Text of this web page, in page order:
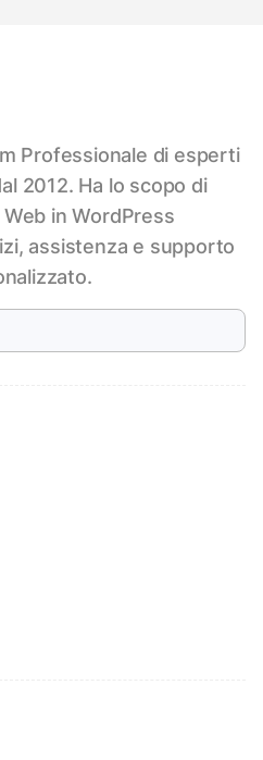
Professionale di esperti
2012. Ha lo scopo di
in WordPress
assistenza e supporto